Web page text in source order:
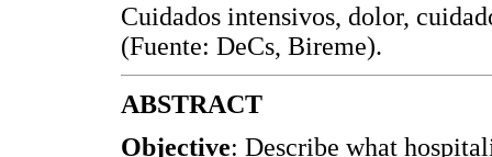
Cuidados intensivos, dolor,
(Fuente: DeCs, Bireme).
ABSTRACT
Objective: Describe what